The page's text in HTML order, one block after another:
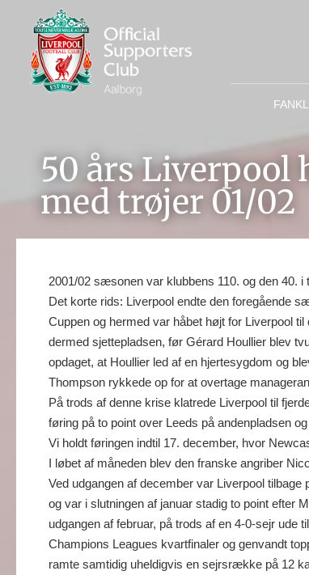
50 års
med trøjer 01/02
2001/02 sæsonen var klubbens 110. og den 40.
Det korte rids: Liverpool endte den foregående
Cuppen og hermed var håbet højt for Liverpool
dermed sjettepladsen, før Gérard Houllier blev
opdaget, at Houllier led af en hjertesygdom og
Thompson rykkede op for at overtage
På trods af denne krise klatrede Liverpool til
føring på to point over Leeds på andenpladsen
Vi holdt føringen indtil 17. december, hvor
I løbet af måneden blev den franske angriber
Ved udgangen af december var Liverpool
og var i slutningen af januar stadig to point efter
udgangen af februar, på trods af en 4-0-sejr ude
Champions Leagues kvartfinaler og genvandt
ramte samtidig uheldigvis en sejrsrække på 12